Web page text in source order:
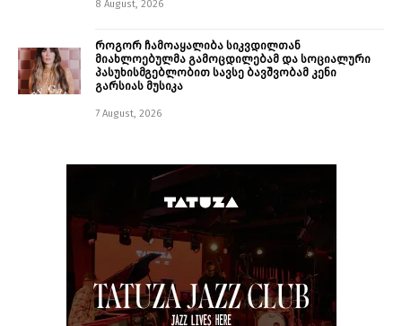
8 August, 2026
როგორ ჩამოაყალიბა სიკვდილთან
მიახლოებულმა გამოცდილებამ და სოციალური
პასუხისმგებლობით სავსე ბავშვობამ კენი
გარსიას მუსიკა
7 August, 2026